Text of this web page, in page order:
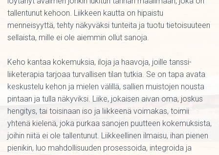
tallentunut kehoon. Liikkeen kautta on hipaistu
menneisyyttä, tehty näkyväksi tunteita ja tuotu tietoisuuteen
sellaista, mille ei ole aiemmin ollut sanoja.
Keho kantaa kokemuksia, iloja ja haavoja, joille tanssi-
liiketerapia tarjoaa turvallisen tilan tutkia. Se on tapa avata
keskustelu kehon ja mielen välillä, sallien muistojen nousta
pintaan ja tulla näkyviksi. Liike, jokaisen aivan oma, joskus
hengitys, tai toisinaan iso ja liikkeenä voimakas, toimii
yhtenä kielenä, joka purkaa sanojen puutteen kokemuksista,
joihin niitä ei ole tallentunut. Liikkeellinen ilmaisu, ihan pienen
pienikin, luo mahdollisuuden prosessoida, integroida ja